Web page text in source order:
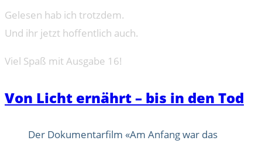
Gelesen hab ich trotzdem.
Und ihr jetzt hoffentlich auch.
Viel Spaß mit Ausgabe 16!
Von Licht ernährt – bis in den Tod
Der Dokumentarfilm «Am Anfang war das